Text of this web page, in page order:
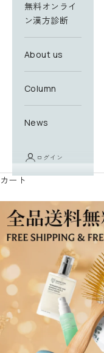
無料オンライ
ン漢方診断
About us
Column
News
ログイン
カート